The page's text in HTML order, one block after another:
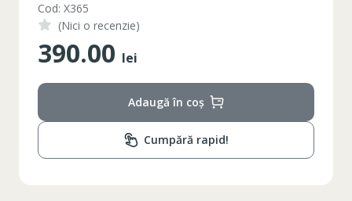
Cod: X365
(Nici o recenzie)
390.00 lei
Adaugă în coș
Cumpără rapid!